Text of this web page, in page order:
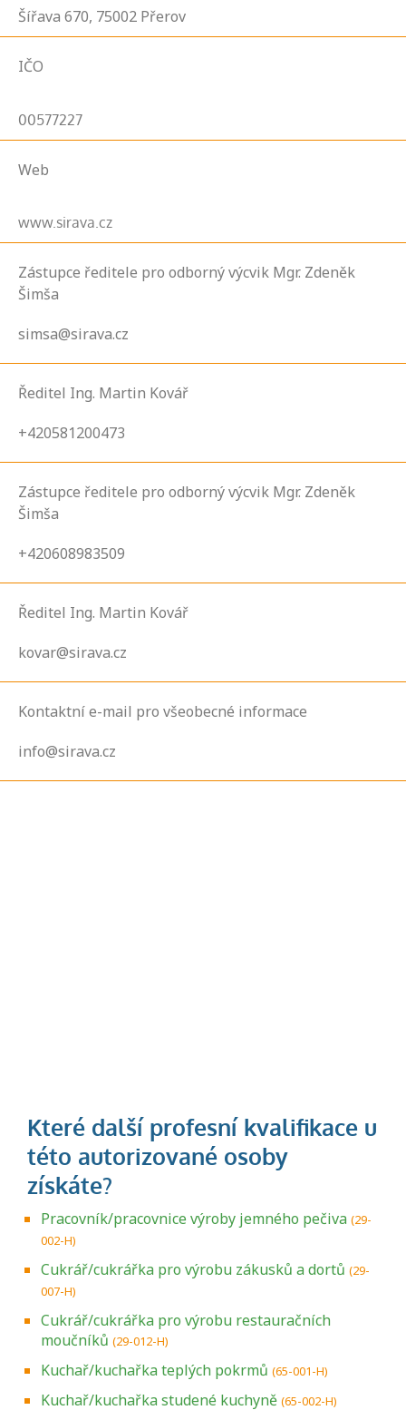
Šířava 670, 75002 Přerov
IČO
00577227
Web
www.sirava.cz
Zástupce ředitele pro odborný výcvik Mgr. Zdeněk
Šimša
simsa@sirava.cz
Ředitel Ing. Martin Kovář
+420581200473
Zástupce ředitele pro odborný výcvik Mgr. Zdeněk
Šimša
+420608983509
Ředitel Ing. Martin Kovář
kovar@sirava.cz
Kontaktní e-mail pro všeobecné informace
info@sirava.cz
Pracovník/pracovnice výroby jemného pečiva (29-
002-H)
Cukrář/cukrářka pro výrobu zákusků a dortů (29-
007-H)
Cukrář/cukrářka pro výrobu restauračních
moučníků (29-012-H)
Kuchař/kuchařka teplých pokrmů (65-001-H)
Kuchař/kuchařka studené kuchyně (65-002-H)